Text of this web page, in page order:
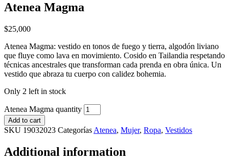
Atenea Magma
$25,000
Atenea Magma: vestido en tonos de fuego y tierra, algodón liviano
que fluye como lava en movimiento. Cosido en Tailandia respetando
técnicas ancestrales que transforman cada prenda en obra única. Un
vestido que abraza tu cuerpo con calidez bohemia.
Only 2 left in stock
Atenea Magma quantity
Add to cart
SKU 19032023 Categorías Atenea, Mujer, Ropa, Vestidos
Additional information